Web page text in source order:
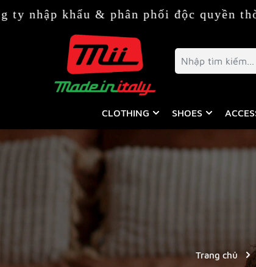
& phân phối độc quyền thời trang &
CLOTHING SHOES
Trang chủ